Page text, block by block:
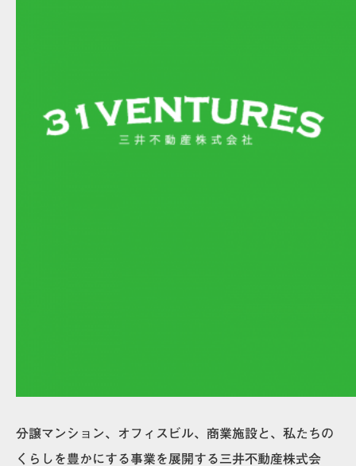
分譲マンション、オフィスビル、商業施設と、私たちの
くらしを豊かにする事業を展開する三井不動産株式会